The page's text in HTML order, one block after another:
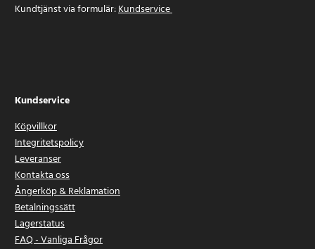
Kundtjänst via formulär:Kundservice
Kundservice
Köpvillkor
Integritetspolicy
Leveranser
Kontakta oss
Ångerköp & Reklamation
Betalningssätt
Lagerstatus
FAQ - Vanliga Frågor